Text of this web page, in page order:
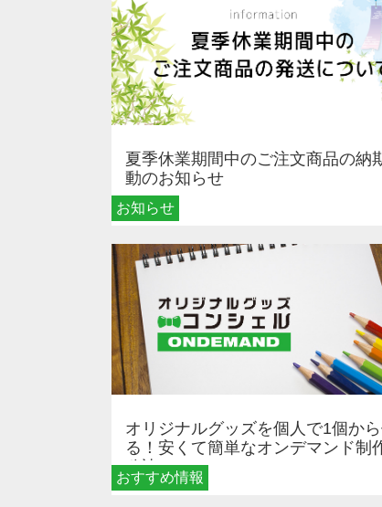
お知らせ
夏季休業期間中のご注文商品の納
動のお知らせ
おすすめ情報
オリジナルグッズを個人で1個か
る！安くて簡単なオンデマンド制
秘訣